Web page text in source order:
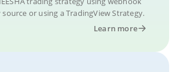
or using a TradingView Strategy.
Learn more